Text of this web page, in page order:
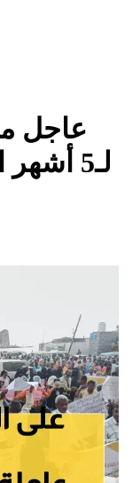
عاجل
لـ5